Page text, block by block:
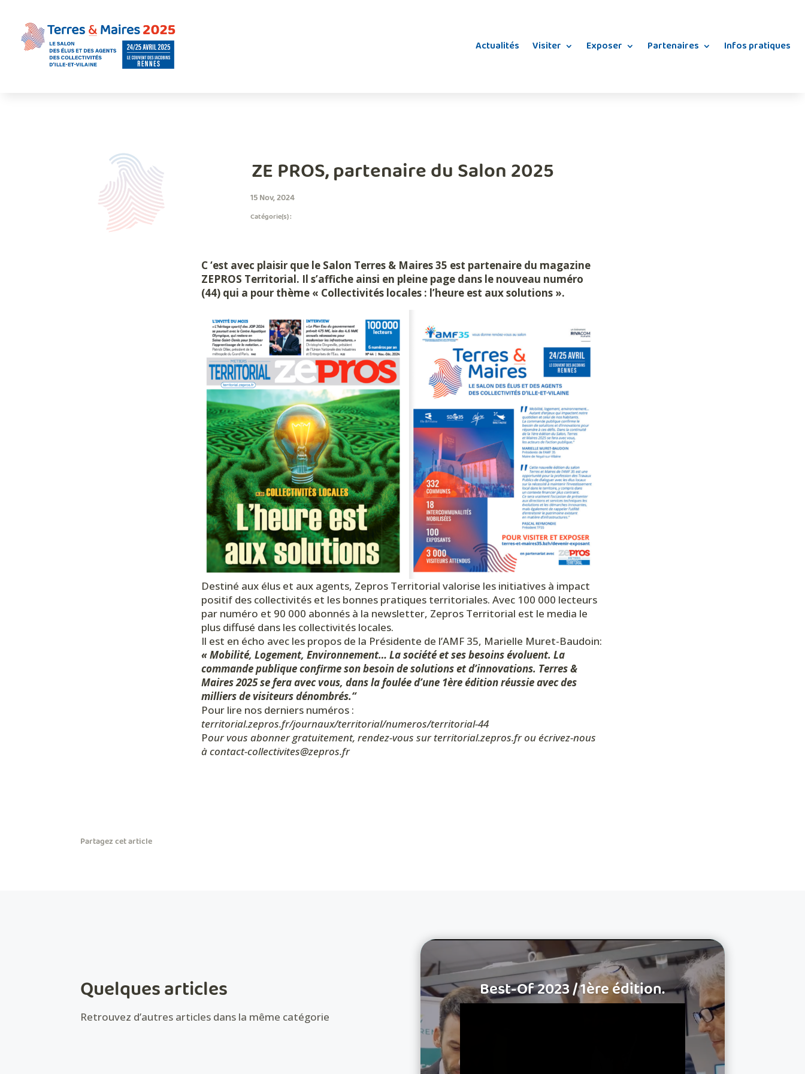
Actualités Visiter Exposer Partenaires Infos pratiques
ZE PROS, partenaire du Salon 2025
15 Nov, 2024
Catégorie(s) :
C ‘est avec plaisir que le Salon Terres & Maires 35 est partenaire du magazine
ZEPROS Territorial. Il s’affiche ainsi en pleine page dans le nouveau numéro
(44) qui a pour thème « Collectivités locales : l’heure est aux solutions ».
Destiné aux élus et aux agents, Zepros Territorial valorise les initiatives à impact
positif des collectivités et les bonnes pratiques territoriales. Avec 100 000 lecteurs
par numéro et 90 000 abonnés à la newsletter, Zepros Territorial est le media le
plus diffusé dans les collectivités locales.
Il est en écho avec les propos de la Présidente de l’AMF 35, Marielle Muret-Baudoin:
« Mobilité, Logement, Environnement… La société et ses besoins évoluent. La
commande publique confirme son besoin de solutions et d’innovations. Terres &
Maires 2025 se fera avec vous, dans la foulée d’une 1ère édition réussie avec des
milliers de visiteurs dénombrés.“
Pour lire nos derniers numéros :
territorial.zepros.fr/journaux/territorial/numeros/territorial-44
Pour vous abonner gratuitement, rendez-vous sur territorial.zepros.fr ou écrivez-nous
à contact-collectivites@zepros.fr
Partagez cet article
Quelques articles
Retrouvez d’autres articles dans la même catégorie
Best-Of 2023 / 1ère édition.